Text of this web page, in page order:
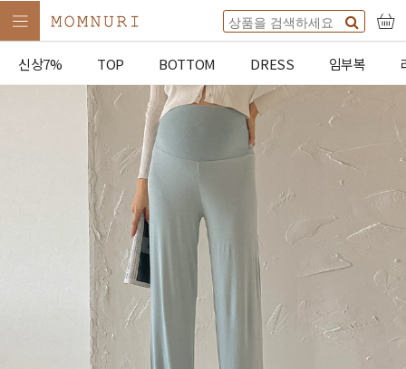
신상7% TOP BOTTOM DRESS 임부복